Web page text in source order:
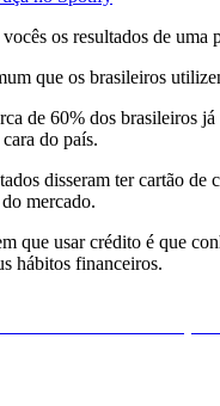
os resultados de
que os brasileiros
de 60% dos brasileiros
do país.
disseram ter cartão
mercado.
que usar crédito é que
hábitos financeiros.